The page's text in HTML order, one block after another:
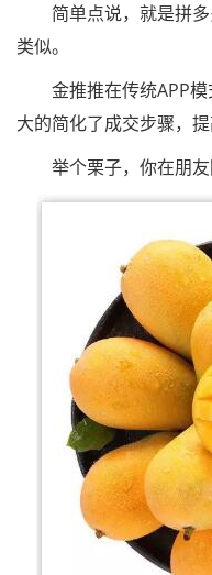
简单点说，就是拼多
类似。
金推推在传统APP模
大的简化了成交步骤，提
举个栗子，你在朋友